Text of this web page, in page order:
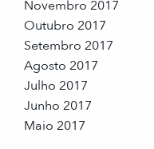
Novembro 2017
Outubro 2017
Setembro 2017
Agosto 2017
Julho 2017
Junho 2017
Maio 2017